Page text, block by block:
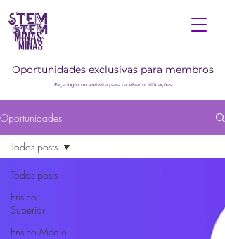
Oportunidades exclusivas para membros
Faça login no website para receber notificações
Oportunidades
Todos posts
Ensino
Superior
Ensino Médio
Todos posts